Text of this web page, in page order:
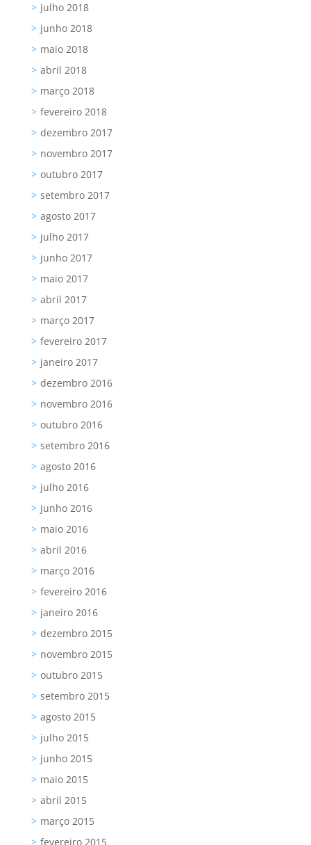
julho 2018
junho 2018
maio 2018
abril 2018
março 2018
fevereiro 2018
dezembro 2017
novembro 2017
outubro 2017
setembro 2017
agosto 2017
julho 2017
junho 2017
maio 2017
abril 2017
março 2017
fevereiro 2017
janeiro 2017
dezembro 2016
novembro 2016
outubro 2016
setembro 2016
agosto 2016
julho 2016
junho 2016
maio 2016
abril 2016
março 2016
fevereiro 2016
janeiro 2016
dezembro 2015
novembro 2015
outubro 2015
setembro 2015
agosto 2015
julho 2015
junho 2015
maio 2015
abril 2015
março 2015
fevereiro 2015